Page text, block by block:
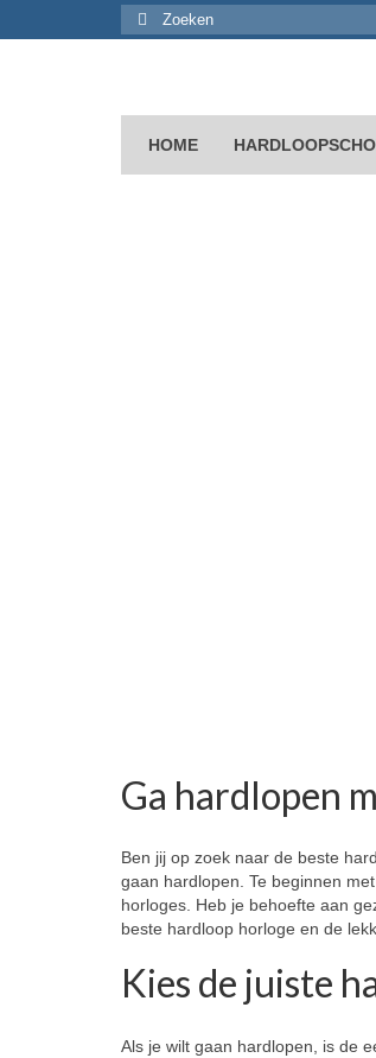
Zoeken
naar:
HOME
Ga hardlopen
Ben jij op zoek naar de beste
gaan hardlopen. Te beginnen
horloges. Heb je behoefte aan
beste hardloop horloge en de
Kies de juiste
Als je wilt gaan hardlopen, is de